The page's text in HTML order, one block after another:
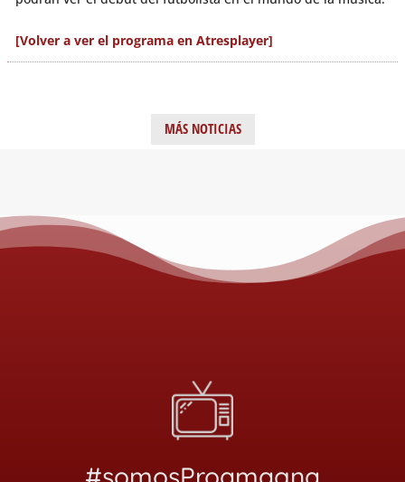
[Volver a ver el programa en Atresplayer]
MÁS NOTICIAS